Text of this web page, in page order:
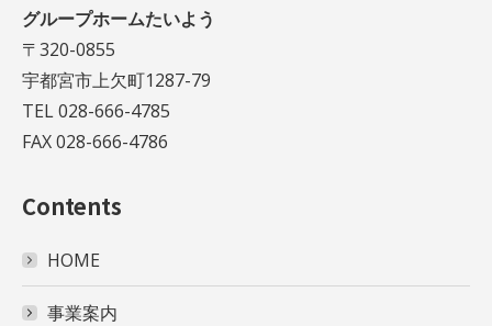
グループホームたいよう
〒320-0855
宇都宮市上欠町1287-79
TEL 028-666-4785
FAX 028-666-4786
Contents
HOME
事業案内